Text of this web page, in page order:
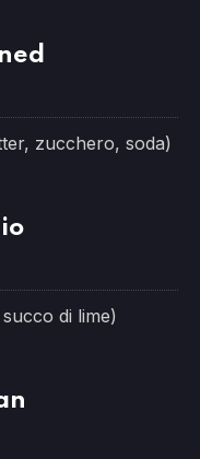
zucchero, soda)
di lime)